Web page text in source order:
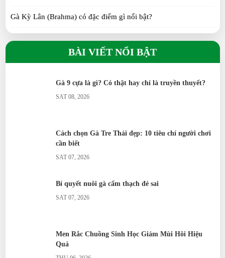
TUE 07, 2026
SUN 07, 2026
Gà Kỳ Lân (Brahma) có đặc điểm gì nổi bật?
Gà Serama có phải giống gà nhỏ nhất thế giới?
Gà Ai Cập siêu trứng đẻ bao nhiêu trứng/năm?
Vịt Uyên Ương có ý nghĩa gì?
Chim Trích Cồ đặc điểm ra sao?
Bồ câu Hỏa Tiễn dùng để làm gì?
BÀI VIẾT NỔI BẬT
Gà 9 cựa là gì? Có thật hay chỉ là truyền thuyết?
SAT 08, 2026
Cách chọn Gà Tre Thái đẹp: 10 tiêu chí người chơi
cần biết
SAT 07, 2026
Bí quyết nuôi gà cẩm thạch đẻ sai
SAT 07, 2026
Men Rắc Chuồng Sinh Học Giảm Mùi Hôi Hiệu
Quả